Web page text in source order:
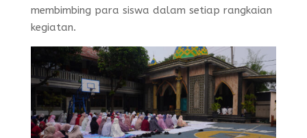
membimbing para siswa dalam setiap rangkaian
kegiatan.